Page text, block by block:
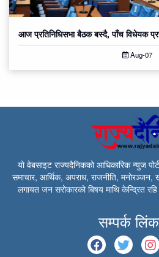
आज प्रतिनिधिसभा बैठक बस्दै, पाँच विधेयक
Aug-07
यो वेबसाइट राज्यदैनिकको आधिकारिक न्युज
समाचार, आर्थिक, अपराध, राजनीति,
लगायत जन सरोकारको बिषय माथि केन्द्रित
सम्पर्क